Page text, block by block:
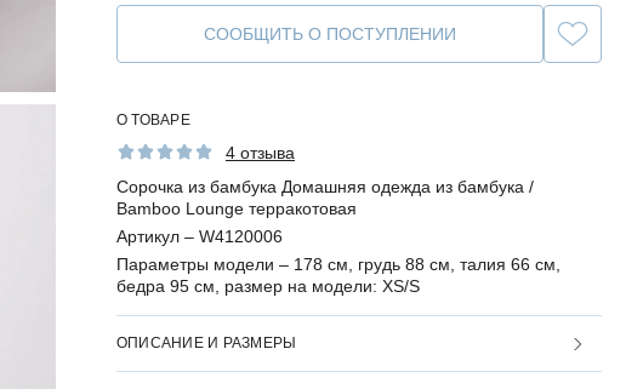
СООБЩИТЬ О ПОСТУПЛЕНИИ
О ТОВАРЕ
4 отзыва
Сорочка из бамбука Домашняя одежда из бамбука /
Bamboo Lounge терракотовая
Артикул – W4120006
Параметры модели – 178 см, грудь 88 см, талия 66 см,
бедра 95 см, размер на модели: XS/S
ОПИСАНИЕ И РАЗМЕРЫ